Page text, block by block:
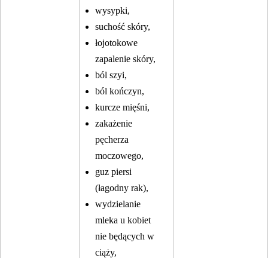
wysypki,
suchość skóry,
łojotokowe
zapalenie skóry,
ból szyi,
ból kończyn,
kurcze mięśni,
zakażenie
pęcherza
moczowego,
guz piersi
(łagodny rak),
wydzielanie
mleka u kobiet
nie będących w
ciąży,